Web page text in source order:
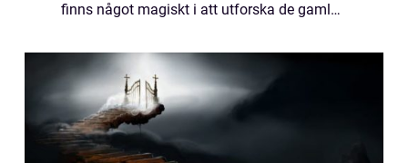
finns något magiskt i att utforska de gamla
uttryck för tidig mänsklighet och ger oss en
inb...